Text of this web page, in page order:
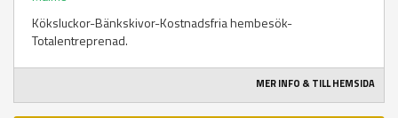
Köksluckor-Bänkskivor-Kostnadsfria hembesök-
Totalentreprenad.
MER INFO & TILL HEMSIDA